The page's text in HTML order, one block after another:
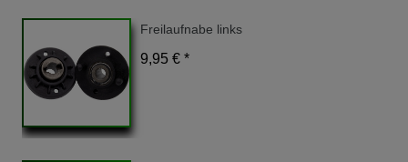
Freilaufnabe links
9,95 € *